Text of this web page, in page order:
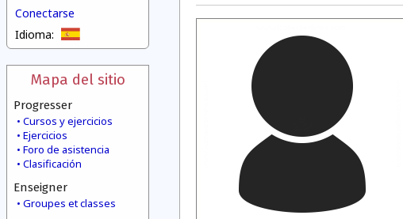
Conectarse
Idioma:
Mapa del sitio
Progresser
Cursos y ejercicios
Ejercicios
Foro de asistencia
Clasificación
Enseigner
Groupes et classes